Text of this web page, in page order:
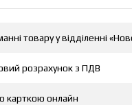
товару у відділенні
розрахунок з ПДВ
карткою онлайн